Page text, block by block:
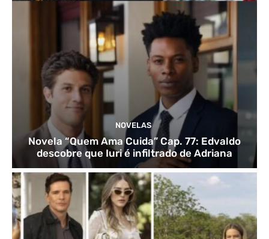
NOVELAS
Novela “Quem Ama Cuida” Cap. 77: Edvaldo
descobre que Iuri é infiltrado de Adriana